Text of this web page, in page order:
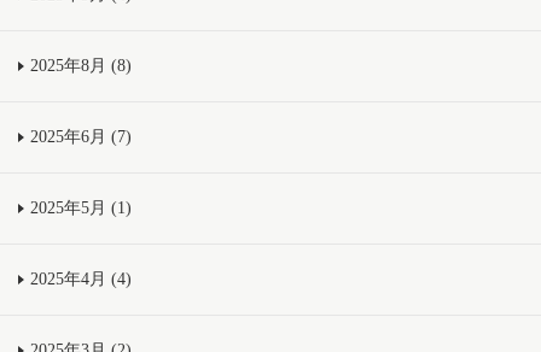
2025年8月 (8)
2025年6月 (7)
2025年5月 (1)
2025年4月 (4)